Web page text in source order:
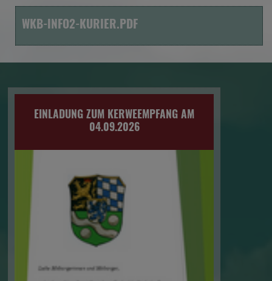
WKB-INFO2-KURIER.PDF
EINLADUNG ZUM KERWEEMPFANG AM
04.09.2026